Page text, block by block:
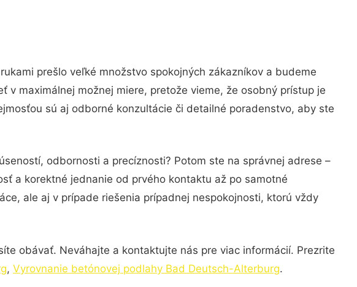
prešlo veľké množstvo spokojných zákazníkov a budeme
maximálnej možnej miere, pretože vieme, že osobný prístup je
sú aj odborné konzultácie či detailné poradenstvo, aby ste
odbornosti a precíznosti? Potom ste na správnej adrese –
a korektné jednanie od prvého kontaktu až po samotné
ale aj v prípade riešenia prípadnej nespokojnosti, ktorú vždy
obávať. Neváhajte a kontaktujte nás pre viac informácií. Prezrite
, Vyrovnanie betónovej podlahy Bad Deutsch-Alterburg.